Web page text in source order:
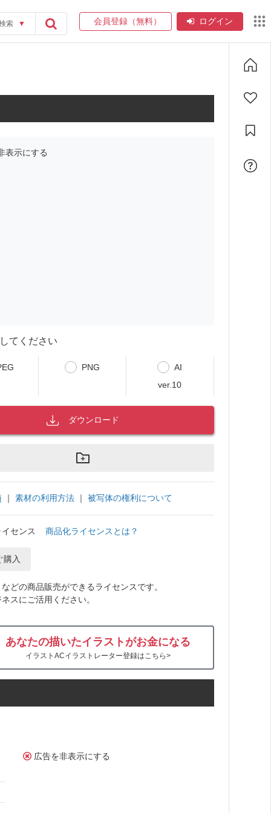
索 ▼ 会員登録（無料） ログイン
表示にする
てください
PNG
AI
ver.10
ダウンロード
｜ 素材の利用方法 ｜ 被写体の権利について
センス 商品化ライセンスとは？
購入
どの商品販売ができるライセンスです。
スにご活用ください。
あなたの描いたイラストがお金になる
イラストACイラストレーター登録はこちら>
広告を非表示にする